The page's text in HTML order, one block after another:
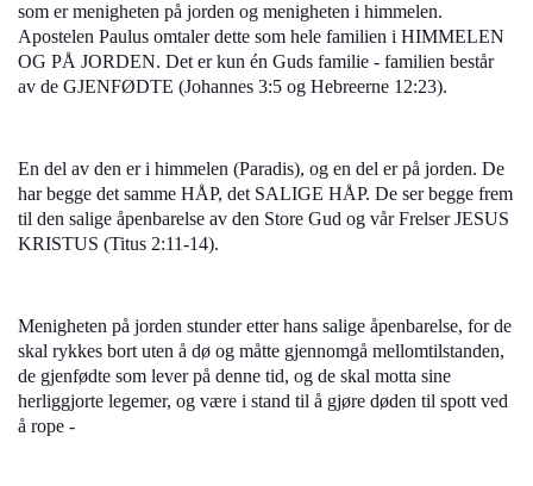
som er menigheten på jorden og menigheten i himmelen.
Apostelen Paulus omtaler dette som hele familien i HIMMELEN
OG PÅ JORDEN. Det er kun én Guds familie - familien består
av de GJENFØDTE (Johannes 3:5 og Hebreerne 12:23).
En del av den er i himmelen (Paradis), og en del er på jorden. De
har begge det samme HÅP, det SALIGE HÅP. De ser begge frem
til den salige åpenbarelse av den Store Gud og vår Frelser JESUS
KRISTUS (Titus 2:11-14).
Menigheten på jorden stunder etter hans salige åpenbarelse, for de
skal rykkes bort uten å dø og måtte gjennomgå mellomtilstanden,
de gjenfødte som lever på denne tid, og de skal motta sine
herliggjorte legemer, og være i stand til å gjøre døden til spott ved
å rope -